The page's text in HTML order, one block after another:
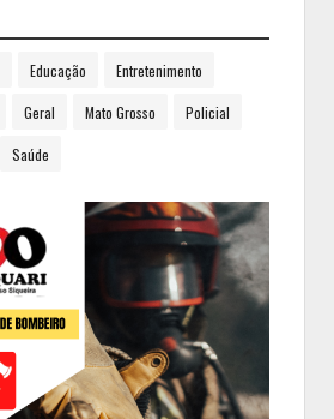
Educação Entretenimento
Geral Mato Grosso Policial
Saúde